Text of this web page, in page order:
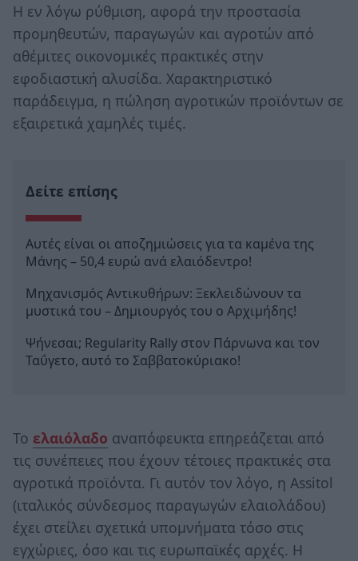
Η εν λόγω ρύθμιση, αφορά την προστασία
προμηθευτών, παραγωγών και αγροτών από
αθέμιτες οικονομικές πρακτικές στην
εφοδιαστική αλυσίδα. Χαρακτηριστικό
παράδειγμα, η πώληση αγροτικών προϊόντων σε
εξαιρετικά χαμηλές τιμές.
Δείτε επίσης
Αυτές είναι οι αποζημιώσεις για τα καμένα της
Μάνης – 50,4 ευρώ ανά ελαιόδεντρο!
Μηχανισμός Αντικυθήρων: Ξεκλειδώνουν τα
μυστικά του – Δημιουργός του ο Αρχιμήδης!
Ψήνεσαι; Regularity Rally στον Πάρνωνα και τον
Ταΰγετο, αυτό το Σαββατοκύριακο!
Το ελαιόλαδο αναπόφευκτα επηρεάζεται από
τις συνέπειες που έχουν τέτοιες πρακτικές στα
αγροτικά προϊόντα. Γι αυτόν τον λόγο, η Assitol
(ιταλικός σύνδεσμος παραγωγών ελαιολάδου)
έχει στείλει σχετικά υπομνήματα τόσο στις
εγχώριες, όσο και τις ευρωπαϊκές αρχές. Η